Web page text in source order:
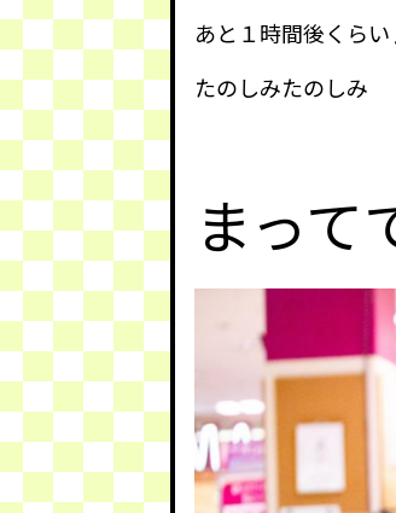
あと１時間後くら
たのしみたのしみ
まって